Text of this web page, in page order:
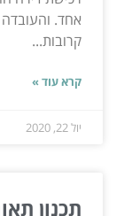
אחד.
קרובות...
קרא עוד »
יול 22, 2020
תכנון